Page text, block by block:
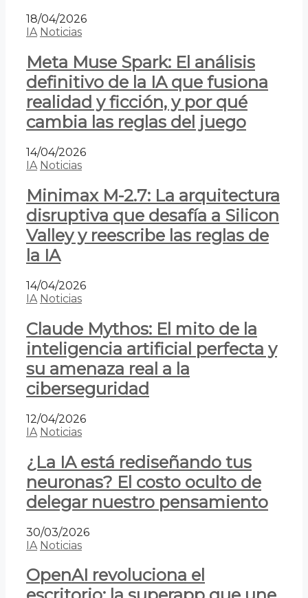
18/04/2026
IA Noticias
Meta Muse Spark: El análisis
definitivo de la IA que fusiona
realidad y ficción, y por qué
cambia las reglas del juego
14/04/2026
IA Noticias
Minimax M-2.7: La arquitectura
disruptiva que desafía a Silicon
Valley y reescribe las reglas de
la IA
14/04/2026
IA Noticias
Claude Mythos: El mito de la
inteligencia artificial perfecta y
su amenaza real a la
ciberseguridad
12/04/2026
IA Noticias
¿La IA está rediseñando tus
neuronas? El costo oculto de
delegar nuestro pensamiento
30/03/2026
IA Noticias
OpenAI revoluciona el